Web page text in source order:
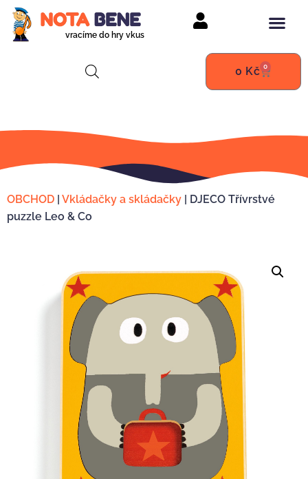
vracíme do hry vkus
0 Kč 0
OBCHOD | Vkládačky a skládačky | DJECO Třívrstvé
puzzle Leo & Co